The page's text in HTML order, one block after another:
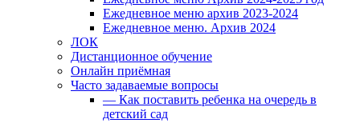
Ежедневное меню архив 2023-2024
Ежедневное меню. Архив 2024
ЛОК
Дистанционное обучение
Онлайн приёмная
Часто задаваемые вопросы
— Как поставить ребенка на очередь в
детский сад